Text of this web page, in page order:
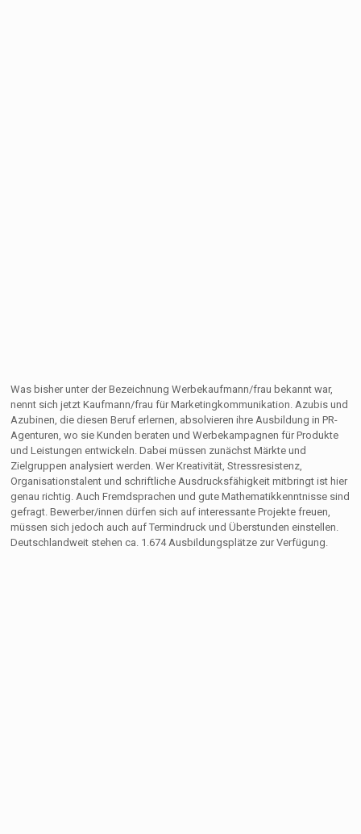
Was bisher unter der Bezeichnung Werbekaufmann/frau bekannt war,
nennt sich jetzt Kaufmann/frau für Marketingkommunikation. Azubis und
Azubinen, die diesen Beruf erlernen, absolvieren ihre Ausbildung in PR-
Agenturen, wo sie Kunden beraten und Werbekampagnen für Produkte
und Leistungen entwickeln. Dabei müssen zunächst Märkte und
Zielgruppen analysiert werden. Wer Kreativität, Stressresistenz,
Organisationstalent und schriftliche Ausdrucksfähigkeit mitbringt ist hier
genau richtig. Auch Fremdsprachen und gute Mathematikkenntnisse sind
gefragt. Bewerber/innen dürfen sich auf interessante Projekte freuen,
müssen sich jedoch auch auf Termindruck und Überstunden einstellen.
Deutschlandweit stehen ca. 1.674 Ausbildungsplätze zur Verfügung.